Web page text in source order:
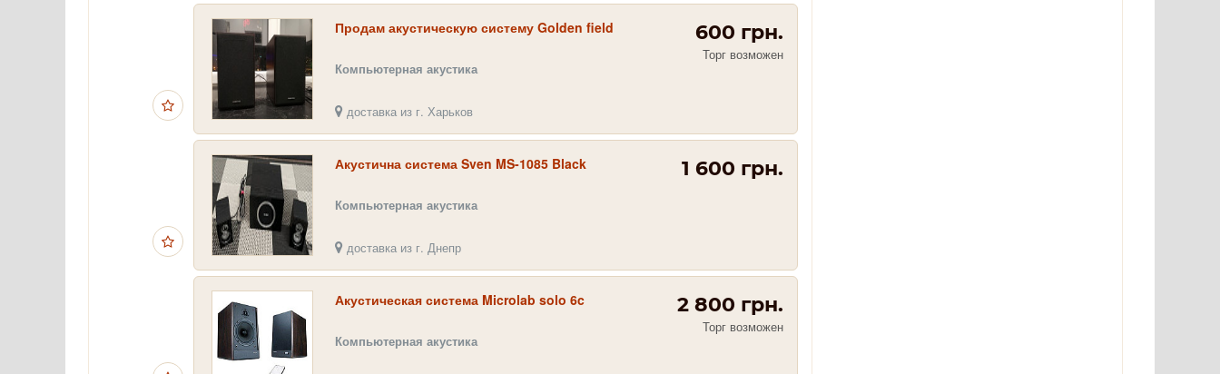
Продам акустическую систему Golden field
Компьютерная акустика
доставка из г. Харьков
600 грн.
Торг возможен
Акустична система Sven MS-1085 Black
Компьютерная акустика
доставка из г. Днепр
1 600 грн.
Акустическая система Microlab solo 6c
Компьютерная акустика
2 800 грн.
Торг возможен